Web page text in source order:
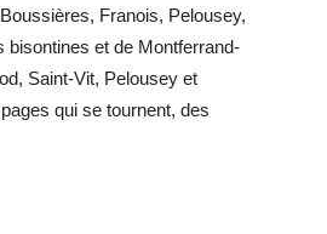
Franois, Pelousey,
bisontines et de Montferrand-
Saint-Vit, Pelousey et
qui se tournent, des